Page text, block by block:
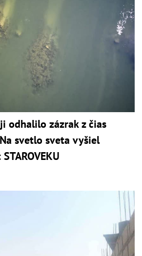
odhalilo zázrak z čias
Na svetlo sveta vyšiel